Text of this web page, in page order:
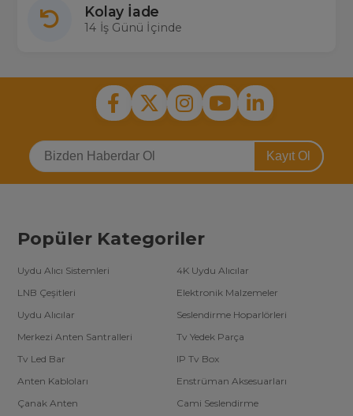
Kolay İade
14 İş Günü İçinde
Kayıt Ol
Popüler Kategoriler
Uydu Alıcı Sistemleri
4K Uydu Alıcılar
LNB Çeşitleri
Elektronik Malzemeler
Uydu Alıcılar
Seslendirme Hoparlörleri
Merkezi Anten Santralleri
Tv Yedek Parça
Tv Led Bar
IP Tv Box
Anten Kabloları
Enstrüman Aksesuarları
Çanak Anten
Cami Seslendirme